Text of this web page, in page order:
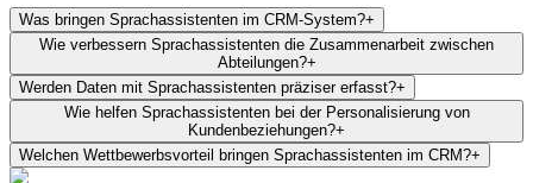
Was bringen Sprachassistenten im CRM-System?+
Wie verbessern Sprachassistenten die Zusammenarbeit zwischen
Abteilungen?+
Werden Daten mit Sprachassistenten präziser erfasst?+
Wie helfen Sprachassistenten bei der Personalisierung von
Kundenbeziehungen?+
Welchen Wettbewerbsvorteil bringen Sprachassistenten im CRM?+